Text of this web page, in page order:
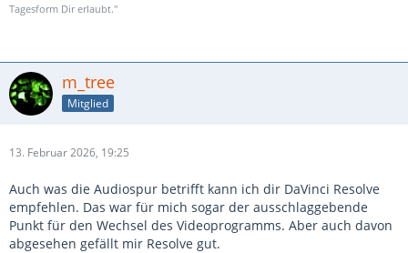
Tagesform Dir erlaubt."
m_tree
Mitglied
13. Februar 2026, 19:25
Auch was die Audiospur betrifft kann ich dir DaVinci Resolve
empfehlen. Das war für mich sogar der ausschlaggebende
Punkt für den Wechsel des Videoprogramms. Aber auch davon
abgesehen gefällt mir Resolve gut.